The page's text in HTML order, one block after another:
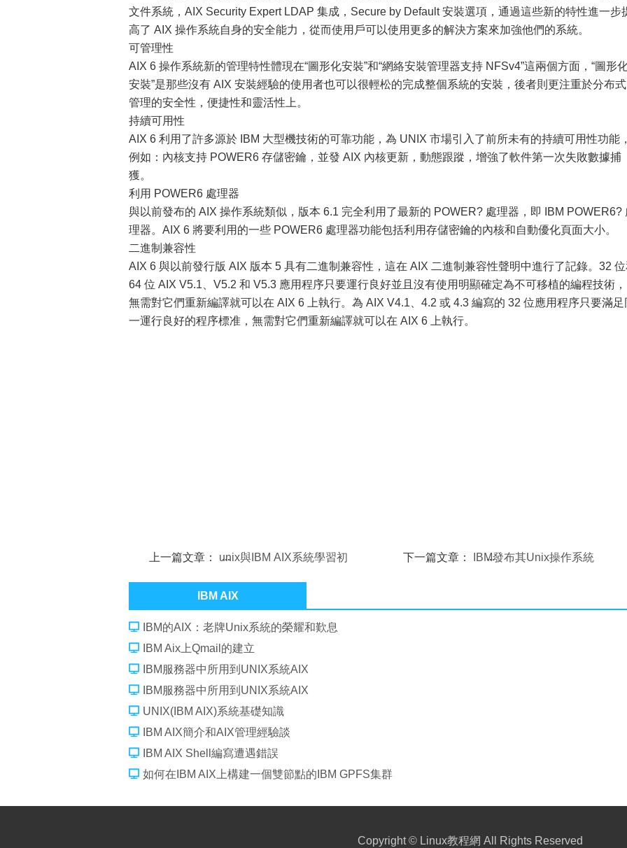
文件系統，AIX Security Expert LDAP 集成，Secure by Default 安裝選項，通過這些新的特性進一步
高了 AIX 操作系統自身的安全能力，從而使用戶可以使用更多的解決方案來加強他們的系統。
可管理性
AIX 6 操作系統新的管理特性體現在“圖形化安裝”和“網絡安裝管理器支持 NFSv4”這兩個方面，“圖形
安裝”是那些沒有 AIX 安裝經驗的使用者也可以很輕松的完成整個系統的安裝，後者則更注重於分布式
管理的安全性，便捷性和靈活性上。
持續可用性
AIX 6 利用了許多源於 IBM 大型機技術的可靠功能，為 UNIX 市場引入了前所未有的持續可用性功能，
例如：內核支持 POWER6 存儲密鑰，並發 AIX 內核更新，動態跟蹤，增強了軟件第一次失敗數據捕
獲。
利用 POWER6 處理器
與以前發布的 AIX 操作系統類似，版本 6.1 完全利用了最新的 POWER? 處理器，即 IBM POWER6?
理器。AIX 6 將要利用的一些 POWER6 處理器功能包括利用存儲密鑰的內核和自動優化頁面大小。
二進制兼容性
AIX 6 與以前發行版 AIX 版本 5 具有二進制兼容性，這在 AIX 二進制兼容性聲明中進行了記錄。32 位
64 位 AIX V5.1、V5.2 和 V5.3 應用程序只要運行良好並且沒有使用明顯確定為不可移植的編程技術，
無需對它們重新編譯就可以在 AIX 6 上執行。為 AIX V4.1、4.2 或 4.3 編寫的 32 位應用程序只要滿足
一運行良好的程序標准，無需對它們重新編譯就可以在 AIX 6 上執行。
上一篇文章： unix與IBM AIX系統學習初
下一篇文章：
IBM發布其Unix操作系統
IBM AIX
IBM的AIX：老牌Unix系統的榮耀和歎息
IBM Aix上Qmail的建立
IBM服務器中所用到UNIX系統AIX
IBM服務器中所用到UNIX系統AIX
UNIX(IBM AIX)系統基礎知識
IBM AIX簡介和AIX管理經驗談
IBM AIX Shell編寫遭遇錯誤
如何在IBM AIX上構建一個雙節點的IBM GPFS集群
Copyright © Linux教程網 All Rights Reserved